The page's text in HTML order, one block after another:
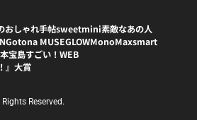
おしゃれ手帖sweetmini素敵なあの人
otona MUSEGLOWMonoMaxsmart
宝島すごい！WEB
』大賞
Reserved.